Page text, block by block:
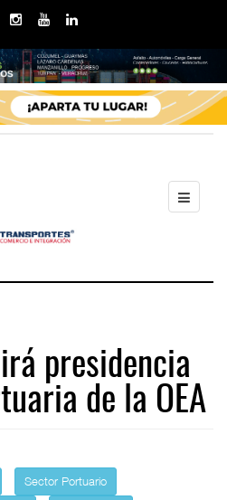
presidencia
de la OEA
Sector Portuario